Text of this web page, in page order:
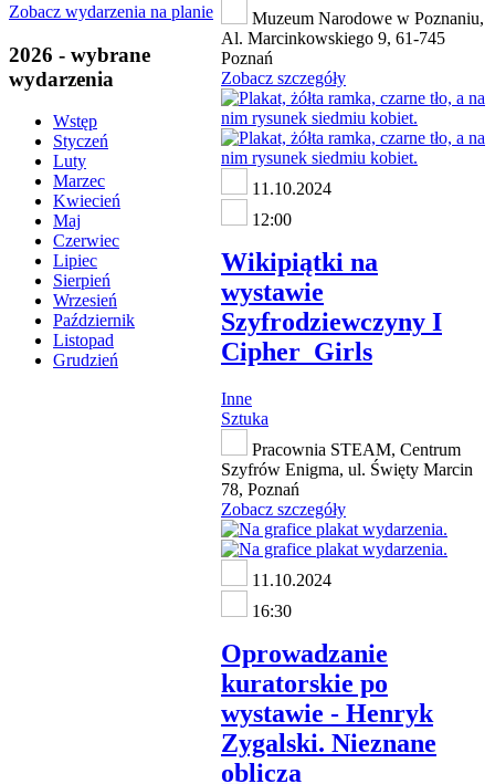
Zobacz wydarzenia na planie
2026 - wybrane
wydarzenia
Wstęp
Styczeń
Luty
Marzec
Kwiecień
Maj
Czerwiec
Lipiec
Sierpień
Wrzesień
Październik
Listopad
Grudzień
Muzeum Narodowe w Poznaniu,
Al. Marcinkowskiego 9, 61-745
Poznań
Zobacz szczegóły
11.10.2024
12:00
Wikipiątki na
wystawie
Szyfrodziewczyny I
Cipher_Girls
Inne
Sztuka
Pracownia STEAM, Centrum
Szyfrów Enigma, ul. Święty Marcin
78, Poznań
Zobacz szczegóły
11.10.2024
16:30
Oprowadzanie
kuratorskie po
wystawie - Henryk
Zygalski. Nieznane
oblicza